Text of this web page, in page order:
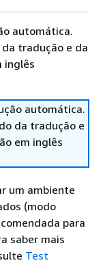
automática.
tradução e da
inglês
automática.
da tradução e
em inglês
um ambiente
(modo
para
saber mais
Test